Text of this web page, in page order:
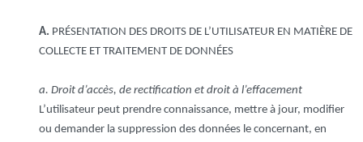
A. PRÉSENTATION DES DROITS DE L’UTILISATEUR EN MATIÈRE DE
COLLECTE ET TRAITEMENT DE DONNÉES
a. Droit d’accès, de rectification et droit à l’effacement
L’utilisateur peut prendre connaissance, mettre à jour, modifier
ou demander la suppression des données le concernant, en